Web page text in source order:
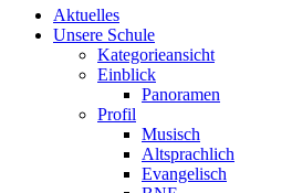
Aktuelles
Unsere Schule
Kategorieansicht
Einblick
Panoramen
Profil
Musisch
Altsprachlich
Evangelisch